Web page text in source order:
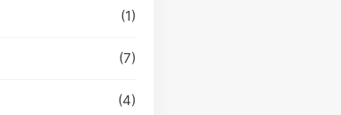
(1)
(7)
(4)